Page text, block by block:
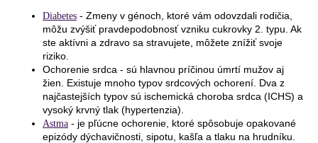
Diabetes - Zmeny v génoch, ktoré vám odovzdali rodičia,
môžu zvýšiť pravdepodobnosť vzniku cukrovky 2. typu. Ak
ste aktívni a zdravo sa stravujete, môžete znížiť svoje
riziko.
Ochorenie srdca - sú hlavnou príčinou úmrtí mužov aj
žien. Existuje mnoho typov srdcových ochorení. Dva z
najčastejších typov sú ischemická choroba srdca (ICHS) a
vysoký krvný tlak (hypertenzia).
Astma - je pľúcne ochorenie, ktoré spôsobuje opakované
epizódy dýchavičnosti, sipotu, kašľa a tlaku na hrudníku.